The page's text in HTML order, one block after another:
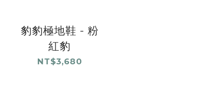
豹豹極地鞋 - 粉
紅豹
NT$3,680